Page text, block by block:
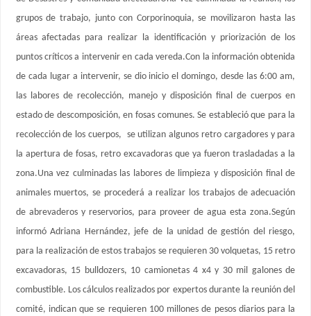
grupos de trabajo, junto con Corporinoquia, se movilizaron hasta las
áreas afectadas para realizar la identificación y priorización de los
puntos críticos a intervenir en cada vereda.Con la información obtenida
de cada lugar a intervenir, se dio inicio el domingo, desde las 6:00 am,
las labores de recolección, manejo y disposición final de cuerpos en
estado de descomposición, en fosas comunes. Se estableció que para la
recolección de los cuerpos, se utilizan algunos retro cargadores y para
la apertura de fosas, retro excavadoras que ya fueron trasladadas a la
zona.Una vez culminadas las labores de limpieza y disposición final de
animales muertos, se procederá a realizar los trabajos de adecuación
de abrevaderos y reservorios, para proveer de agua esta zona.Según
informó Adriana Hernández, jefe de la unidad de gestión del riesgo,
para la realización de estos trabajos se requieren 30 volquetas, 15 retro
excavadoras, 15 bulldozers, 10 camionetas 4 x4 y 30 mil galones de
combustible. Los cálculos realizados por expertos durante la reunión del
comité, indican que se requieren 100 millones de pesos diarios para la